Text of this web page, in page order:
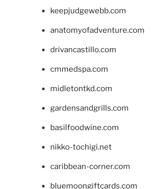
keepjudgewebb.com
anatomyofadventure.com
drivancastillo.com
cmmedspa.com
midletontkd.com
gardensandgrills.com
basilfoodwine.com
nikko-tochigi.net
caribbean-corner.com
bluemoongiftcards.com